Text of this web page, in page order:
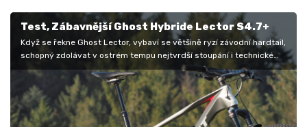
Test, Zábavnější Ghost Hybride Lector S4.7+
Když se řekne Ghost Lector, vybaví se většině ryzí závodní hardtail,
schopný zdolávat v ostrém tempu nejtvrdší stoupání i technické
pasáže…